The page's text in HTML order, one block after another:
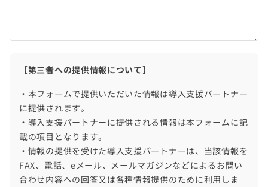
【第三者への提供情報について】
・本フォームで提供いただいた情報は導入支援パートナー
に提供されます。
・導入支援パートナーに提供される情報は本フォームに記
載の項目となります。
・情報の提供を受けた導入支援パートナーは、当該情報を
FAX、電話、eメール、メールマガジンなどによるお問い
合わせ内容への回答又は各種情報提供のために利用しま